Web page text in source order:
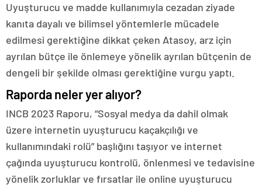
Uyuşturucu ve madde kullanımıyla cezadan ziyade
kanıta dayalı ve bilimsel yöntemlerle mücadele
edilmesi gerektiğine dikkat çeken Atasoy, arz için
ayrılan bütçe ile önlemeye yönelik ayrılan bütçenin de
dengeli bir şekilde olması gerektiğine vurgu yaptı.
Raporda neler yer alıyor?
INCB 2023 Raporu, “Sosyal medya da dahil olmak
üzere internetin uyuşturucu kaçakçılığı ve
kullanımındaki rolü” başlığını taşıyor ve internet
çağında uyuşturucu kontrolü, önlenmesi ve tedavisine
yönelik zorluklar ve fırsatlar ile online uyuşturucu